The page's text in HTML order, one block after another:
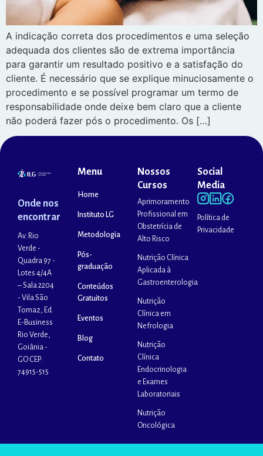
A indicação correta dos procedimentos e uma seleção
adequada dos clientes são de extrema importância
para garantir um resultado positivo e a satisfação do
cliente. É necessário que se explique minuciosamente o
procedimento e se possível programar um termo de
responsabilidade onde deixe bem claro que a cliente
não poderá fazer pós o procedimento. Os […]
Onde nos
encontrar
Av. Rio
Verde -
Quadra 97 -
Lotes 4/4A
– Sala 2204
- Vila São
Tomaz, Ed.
E-Business
Rio Verde,
Goiânia -
GO CEP:
74915-515
Menu
Home
Instituto LG
Metodologia
Pós-
graduação
Conteúdos
Gratuitos
Eventos
Blog
Contato
Nossos
Cursos
Aprimoramento
Profissional em
Obstetrícia de
Alto Risco
Nutrição Clínica
Aplicada à
Gastroenterologia
Nutrição
Clínica em
Nefrologia
Nutrição
Clínica
Endocrinologia
e Exames
Laboratoriais
Nutrição
Oncológica
Social
Media
Política de
Privacidade